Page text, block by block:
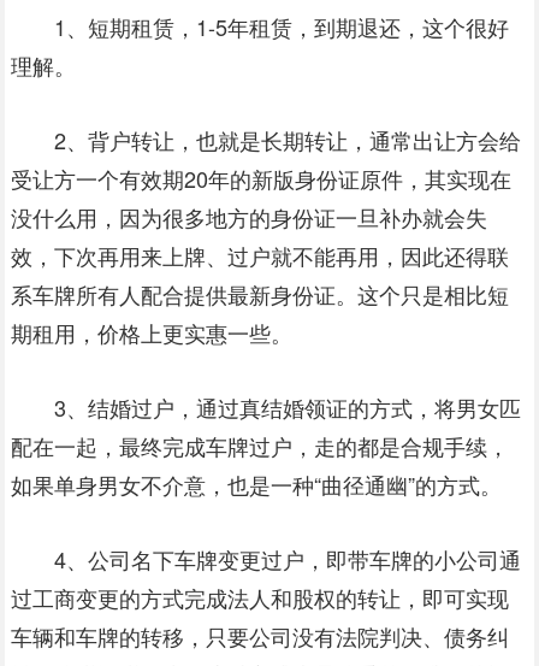
1、短期租赁，1-5年租赁，到期退还，这个很好
理解。
2、背户转让，也就是长期转让，通常出让方会给
受让方一个有效期20年的新版身份证原件，其实现在
没什么用，因为很多地方的身份证一旦补办就会失
效，下次再用来上牌、过户就不能再用，因此还得联
系车牌所有人配合提供最新身份证。这个只是相比短
期租用，价格上更实惠一些。
3、结婚过户，通过真结婚领证的方式，将男女匹
配在一起，最终完成车牌过户，走的都是合规手续，
如果单身男女不介意，也是一种“曲径通幽”的方式。
4、公司名下车牌变更过户，即带车牌的小公司通
过工商变更的方式完成法人和股权的转让，即可实现
车辆和车牌的转移，只要公司没有法院判决、债务纠